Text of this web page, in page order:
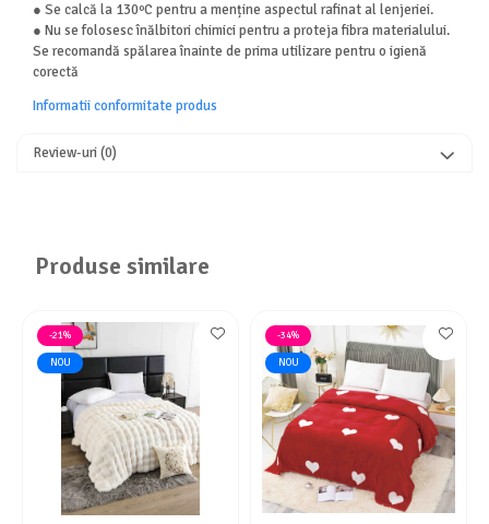
● Se calcă la 130ºC pentru a menține aspectul rafinat al lenjeriei.
● Nu se folosesc înălbitori chimici pentru a proteja fibra materialului.
Se recomandă spălarea înainte de prima utilizare pentru o igienă
corectă
Informatii conformitate produs
Review-uri(0)
Produse similare
-21%
NOU
-34%
NOU